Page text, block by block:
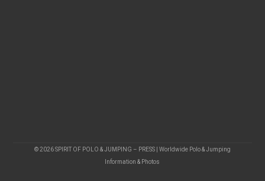
© 2026 SPIRIT OF POLO & JUMPING – PRESS | Worldwide Polo & Jumping
Information & Photos